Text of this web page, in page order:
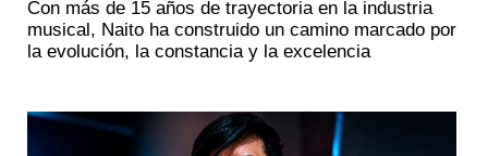
Con más de 15 años de trayectoria en la industria
musical, Naito ha construido un camino marcado por
la evolución, la constancia y la excelencia